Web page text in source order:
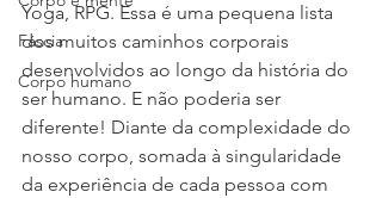
Fáscia
Corpo humano
Yoga, RPG. Essa é uma pequena lista
dos muitos caminhos corporais
desenvolvidos ao longo da história do
ser humano. E não poderia ser
diferente! Diante da complexidade do
nosso corpo, somada à singularidade
da experiência de cada pessoa com